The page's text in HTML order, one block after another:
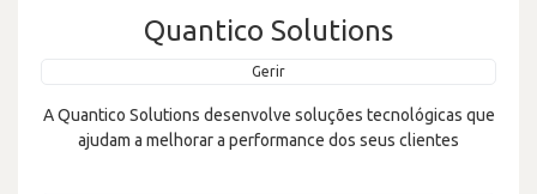
Quantico Solutions
Gerir
A Quantico Solutions desenvolve soluções tecnológicas que
ajudam a melhorar a performance dos seus clientes